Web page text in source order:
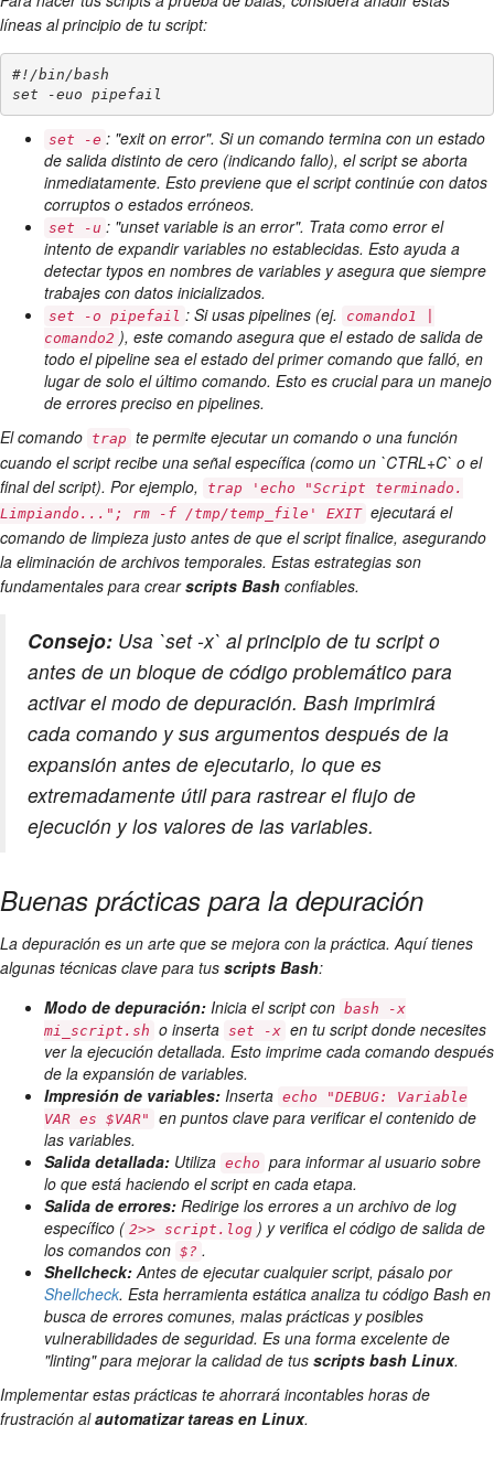
líneas al principio de tu script:
#!/bin/bash
set -e : "exit on error". Si un comando termina con un estado
de salida distinto de cero (indicando fallo), el script se aborta
inmediatamente. Esto previene que el script continúe con datos
corruptos o estados erróneos.
set -u : "unset variable is an error". Trata como error el
intento de expandir variables no establecidas. Esto ayuda a
detectar typos en nombres de variables y asegura que siempre
trabajes con datos inicializados.
set -o pipefail : Si usas pipelines (ej.
comando1 |
comando2 ), este comando asegura que el estado de salida de
todo el pipeline sea el estado del primer comando que falló, en
lugar de solo el último comando. Esto es crucial para un manejo
de errores preciso en pipelines.
El comando trap te permite ejecutar un comando o una función
cuando el script recibe una señal específica (como un `CTRL+C` o el
final del script). Por ejemplo,
trap 'echo "Script terminado.
Limpiando..."; rm -f /tmp/temp_file' EXIT ejecutará el
comando de limpieza justo antes de que el script finalice, asegurando
la eliminación de archivos temporales. Estas estrategias son
fundamentales para crearscripts Bash confiables.
Consejo: Usa `set -x` al principio de tu script o
antes de un bloque de código problemático para
activar el modo de depuración. Bash imprimirá
cada comando y sus argumentos después de la
expansión antes de ejecutarlo, lo que es
extremadamente útil para rastrear el flujo de
ejecución y los valores de las variables.
Buenas prácticas para la depuración
La depuración es un arte que se mejora con la práctica. Aquí tienes
algunas técnicas clave para tus scripts Bash:
Modo de depuración: Inicia el script con bash -x
mi_script.sh o inserta set -x en tu script donde necesites
ver la ejecución detallada. Esto imprime cada comando después
de la expansión de variables.
Impresión de variables: Inserta echo "DEBUG: Variable
VAR es $VAR"
en puntos clave para verificar el contenido de
las variables.
Salida detallada: Utiliza echo para informar al usuario sobre
lo que está haciendo el script en cada etapa.
Salida de errores: Redirige los errores a un archivo de log
específico ( 2>> script.log ) y verifica el código de salida de
los comandos con $? .
Shellcheck:Antes de ejecutar cualquier script, pásalo por
Shellcheck. Esta herramienta estática analiza tu código Bash en
busca de errores comunes, malas prácticas y posibles
vulnerabilidades de seguridad. Es una forma excelente de
"linting" para mejorar la calidad de tus scripts bash Linux.
Implementar estas prácticas te ahorrará incontables horas de
frustración alautomatizar tareas en Linux.